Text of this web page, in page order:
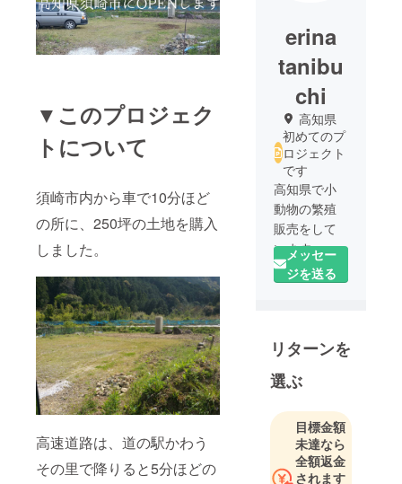
▼このプロジェク
トについて
須崎市内から車で10分ほど
の所に、250坪の土地を購入
しました。
高速道路は、道の駅かわう
その里で降りると5分ほどの
erina
tanibu
chi
高知県
初めてのプ
ロジェクト
です
高知県で小
動物の繁殖
販売をして
います。
高知に生き
るすべての
ようにお手
て頂きま
opdes公認
ドッグト
レーナー
メッセー
ジを送る
リターンを
選ぶ
目標金額
未達なら
全額返金
されます